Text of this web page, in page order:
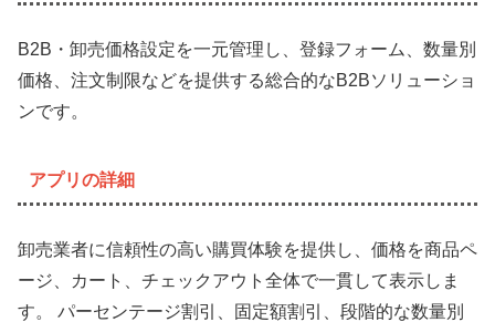
B2B・卸売価格設定を一元管理し、登録フォーム、数量別
価格、注文制限などを提供する総合的なB2Bソリューショ
ンです。
アプリの詳細
卸売業者に信頼性の高い購買体験を提供し、価格を商品ペ
ージ、カート、チェックアウト全体で一貫して表示しま
す。 パーセンテージ割引、固定額割引、段階的な数量別